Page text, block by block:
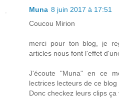
Muna 8 juin 2017 à 17:51
Coucou Mirion
merci pour ton blog, je
articles nous font l'effet
J'écoute "Muna" en ce
lectrices lecteurs de ce
Donc checkez leurs clips